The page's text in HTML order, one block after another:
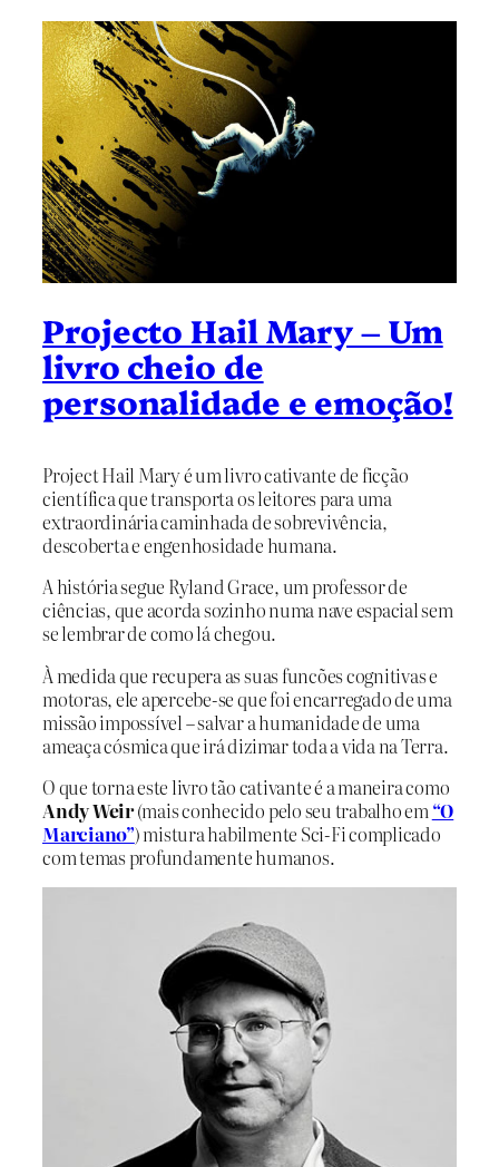
Projecto Hail Mary – Um
livro cheio de
personalidade e emoção!
Project Hail Mary é um livro cativante de ficção
científica que transporta os leitores para uma
extraordinária caminhada de sobrevivência,
descoberta e engenhosidade humana.
A história segue Ryland Grace, um professor de
ciências, que acorda sozinho numa nave espacial sem
se lembrar de como lá chegou.
À medida que recupera as suas funcões cognitivas e
motoras, ele apercebe-se que foi encarregado de uma
missão impossível – salvar a humanidade de uma
ameaça cósmica que irá dizimar toda a vida na Terra.
O que torna este livro tão cativante é a maneira como
Andy Weir(mais conhecido pelo seu trabalho em“O
Marciano”) mistura habilmente Sci-Fi complicado
com temas profundamente humanos.